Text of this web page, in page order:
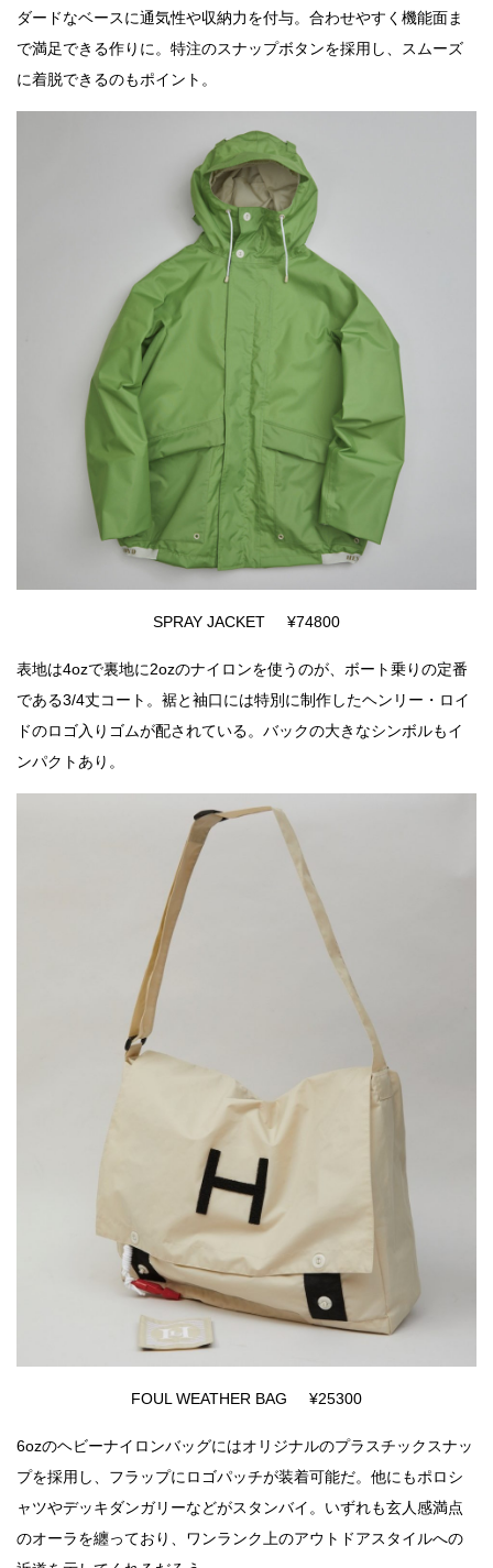
ダードなベースに通気性や収納力を付与。合わせやすく機能面ま
で満足できる作りに。特注のスナップボタンを採用し、スムーズ
に着脱できるのもポイント。
SPRAY JACKET ¥74800
表地は4ozで裏地に2ozのナイロンを使うのが、ボート乗りの定番
である3/4丈コート。裾と袖口には特別に制作したヘンリー・ロイ
ドのロゴ入りゴムが配されている。バックの大きなシンボルもイ
ンパクトあり。
FOUL WEATHER BAG ¥25300
6ozのヘビーナイロンバッグにはオリジナルのプラスチックスナッ
プを採用し、フラップにロゴパッチが装着可能だ。他にもポロシ
ャツやデッキダンガリーなどがスタンバイ。いずれも玄人感満点
のオーラを纏っており、ワンランク上のアウトドアスタイルへの